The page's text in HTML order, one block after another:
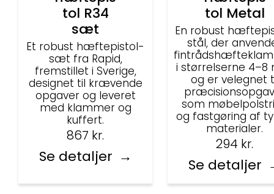
tol R34
sæt
Et robust hæftepistol-
sæt fra Rapid,
fremstillet i Sverige,
designet til krævende
opgaver og leveret
med klammer og
kuffert.
867 kr.
Se detaljer
tol Metal
En robust
stål, der
i størrelserne 4–8
og er velegnet
som
og fastgøring af
materialer.
294 kr.
Se detaljer